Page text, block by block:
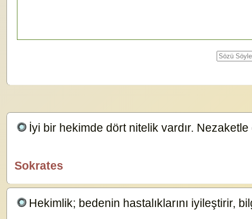
İyi bir hekimde dört nitelik vardır.
Sokrates
Hekimlik; bedenin hastalıklarını iyileştirir,